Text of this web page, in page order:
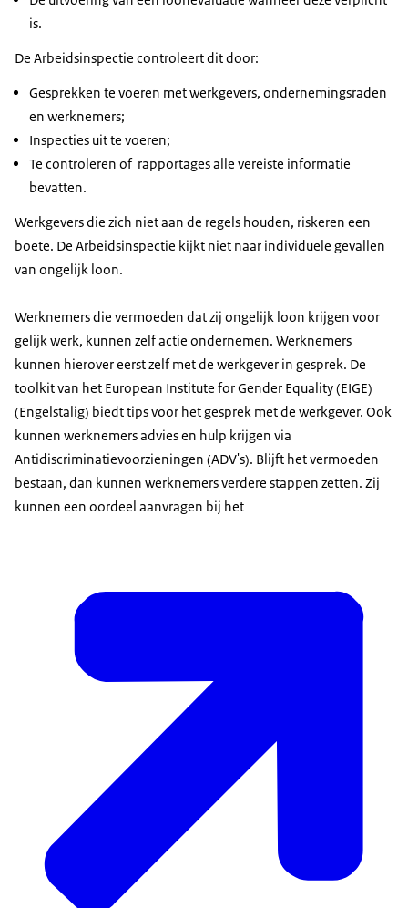
is.
De Arbeidsinspectie controleert dit door:
Gesprekken te voeren met werkgevers, ondernemingsraden
en werknemers;
Inspecties uit te voeren;
Te controleren of rapportages alle vereiste informatie
bevatten.
Werkgevers die zich niet aan de regels houden, riskeren een
boete. De Arbeidsinspectie kijkt niet naar individuele gevallen
van ongelijk loon.
Werknemers die vermoeden dat zij ongelijk loon krijgen voor
gelijk werk, kunnen zelf actie ondernemen. Werknemers
kunnen hierover eerst zelf met de werkgever in gesprek. De
toolkit van het European Institute for Gender Equality (EIGE)
(Engelstalig) biedt tips voor het gesprek met de werkgever. Ook
kunnen werknemers advies en hulp krijgen via
Antidiscriminatievoorzieningen (ADV's). Blijft het vermoeden
bestaan, dan kunnen werknemers verdere stappen zetten. Zij
kunnen een oordeel aanvragen bij het